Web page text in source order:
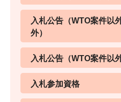
入札公告（WTO案件以
外）
入札公告（WTO案件以
入札参加資格